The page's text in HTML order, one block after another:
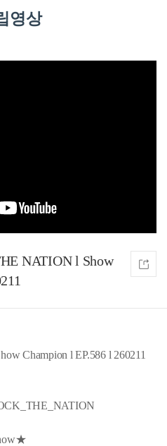
영상
NATION l Show
Champion l EP.586 l 260211